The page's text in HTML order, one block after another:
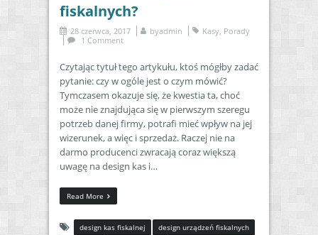
fiskalnych?
28 czerwca, 2017 byadmin Kasy, Porady
1 Comment
Czytając tytuł tego artykułu, ktoś mógłby zadać
pytanie: czy w ogóle jest o czym mówić?
Tymczasem okazuje się, że kwestia ta, choć
może nie znajdująca się w pierwszym szeregu
potrzeb danej firmy, potrafi mieć wpływ na jej
wizerunek, a więc i sprzedaż. Raczej nie na
darmo producenci zwracają coraz większą
uwagę na design kas i…
Read More
design kas fiskalnej
design urządzeń fiskalnych